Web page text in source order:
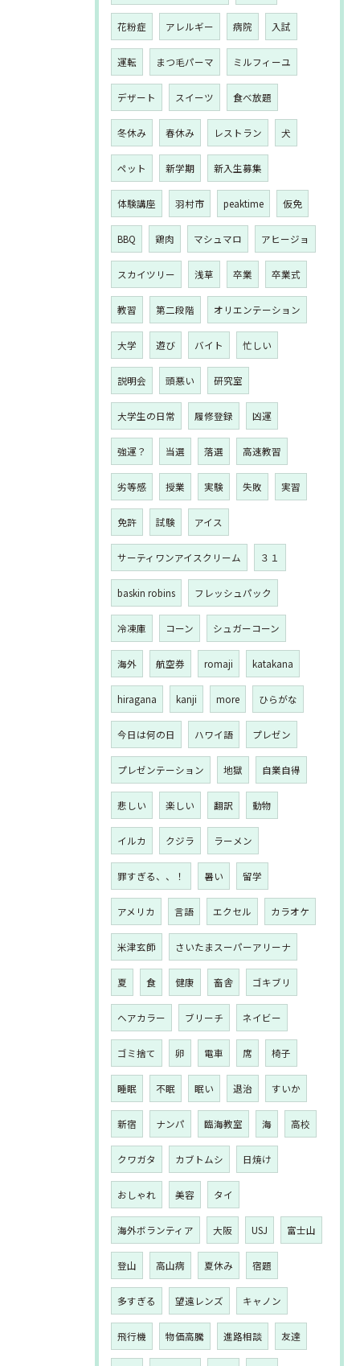
花粉症 アレルギー 病院 入試
運転 まつ毛パーマ ミルフィーユ
デザート スイーツ 食べ放題
冬休み 春休み レストラン 犬
ペット 新学期 新入生募集
体験講座 羽村市 peaktime 仮免
BBQ 鶏肉 マシュマロ アヒージョ
スカイツリー 浅草 卒業 卒業式
教習 第二段階 オリエンテーション
大学 遊び バイト 忙しい
説明会 頭悪い 研究室
大学生の日常 履修登録 凶運
強運？ 当選 落選 高速教習
劣等感 授業 実験 失敗 実習
免許 試験 アイス
サーティワンアイスクリーム ３１
baskin robins フレッシュパック
冷凍庫 コーン シュガーコーン
海外 航空券 romaji katakana
hiragana kanji more ひらがな
今日は何の日 ハワイ語 プレゼン
プレゼンテーション 地獄 自業自得
悲しい 楽しい 翻訳 動物
イルカ クジラ ラーメン
罪すぎる、、！ 暑い 留学
アメリカ 言語 エクセル カラオケ
米津玄師 さいたまスーパーアリーナ
夏 食 健康 畜舎 ゴキブリ
ヘアカラー ブリーチ ネイビー
ゴミ捨て 卵 電車 席 椅子
睡眠 不眠 眠い 退治 すいか
新宿 ナンパ 臨海教室 海 高校
クワガタ カブトムシ 日焼け
おしゃれ 美容 タイ
海外ボランティア 大阪 USJ 富士山
登山 高山病 夏休み 宿題
多すぎる 望遠レンズ キャノン
飛行機 物価高騰 進路相談 友達